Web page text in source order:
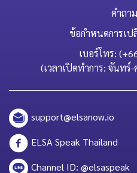
คำถา
ข้อกำหนดการเ
เบอร์โทร:
(เวลาเปิดทำการ: จันทร์
support@elsanow.io
ELSA Speak Thailand
Channel ID: @elsaspeak